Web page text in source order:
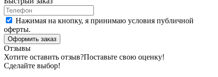
Нажимая на кнопку, я принимаю условия публичной
оферты.
Оформить заказ
Отзывы
Хотите оставить отзыв?Поставьте свою оценку!
Сделайте выбор!